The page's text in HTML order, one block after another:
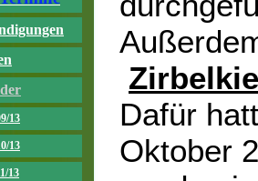
13
13
13
Dafür
Oktober